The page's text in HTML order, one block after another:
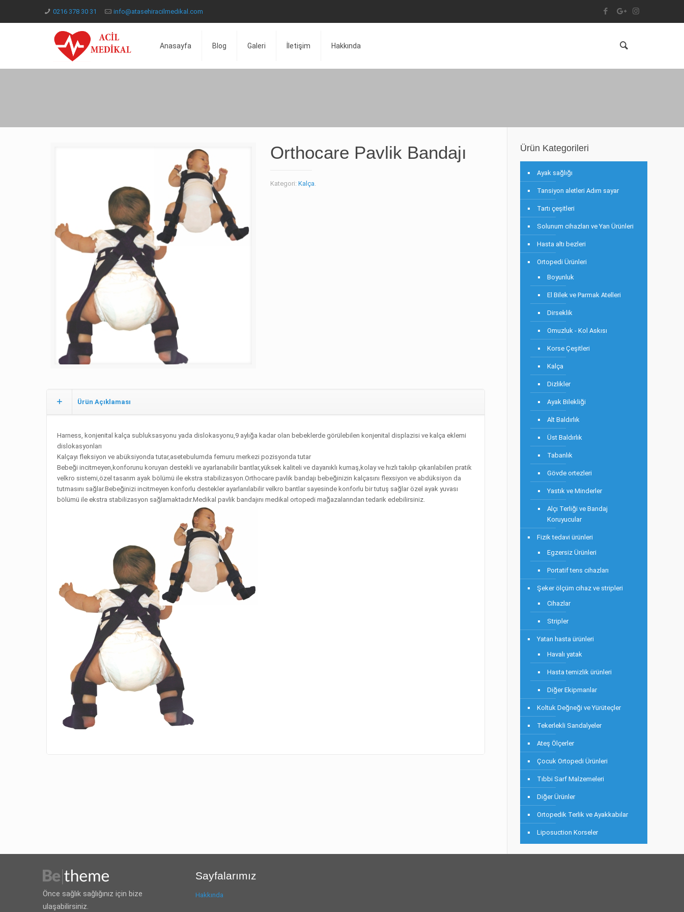
0216 378 30 31 info@atasehiracilmedikal.com
Anasayfa Blog Galeri İletişim Hakkında
Orthocare Pavlik Bandajı
Kategori: Kalça.
Ürün Açıklaması
Harness, konjenital kalça subluksasyonu yada dislokasyonu,9 aylığa kadar olan bebeklerde görülebilen konjenital displazisi ve kalça eklemi
dislokasyonları
Kalçayı fleksiyon ve abüksiyonda tutar,asetebulumda femuru merkezi pozisyonda tutar
Bebeği incitmeyen,konforunu koruyan destekli ve ayarlanabilir bantlar,yüksek kaliteli ve dayanıklı kumaş,kolay ve hızlı takılıp çıkarılabilen pratik
velkro sistemi,özel tasarım ayak bölümü ile ekstra stabilizasyon.Orthocare pavlik bandajı bebeğinizin kalçasını flexsiyon ve abdüksiyon da
tutmasını sağlar.Bebeğinizi incitmeyen konforlu destekler ayarlanılabilir velkro bantlar sayesinde konforlu bir tutuş sağlar özel ayak yuvası
bölümü ile ekstra stabilizasyon sağlamaktadır.Medikal pavlik bandajını medikal ortopedi mağazalarından tedarik edebilirsiniz.
Ürün Kategorileri
Ayak sağlığı
Tansiyon aletleri Adım sayar
Tartı çeşitleri
Solunum cihazları ve Yan Ürünleri
Hasta altı bezleri
Ortopedi Ürünleri
Boyunluk
El Bilek ve Parmak Atelleri
Dirseklik
Omuzluk - Kol Askısı
Korse Çeşitleri
Kalça
Dizlikler
Ayak Bilekliği
Alt Baldırlık
Üst Baldırlık
Tabanlık
Gövde ortezleri
Yastık ve Minderler
Alçı Terliği ve Bandaj
Koruyucular
Fizik tedavi ürünleri
Egzersiz Ürünleri
Portatif tens cihazları
Şeker ölçüm cihaz ve stripleri
Cihazlar
Stripler
Yatan hasta ürünleri
Havalı yatak
Hasta temizlik ürünleri
Diğer Ekipmanlar
Koltuk Değneği ve Yürüteçler
Tekerlekli Sandalyeler
Ateş Ölçerler
Çocuk Ortopedi Ürünleri
Tıbbi Sarf Malzemeleri
Diğer Ürünler
Ortopedik Terlik ve Ayakkabılar
Liposuction Korseler
Önce sağlık sağlığınız için bize
ulaşabilirsiniz.
Sayfalarımız
Hakkında